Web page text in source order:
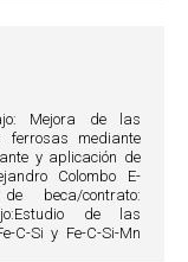
Mejora de las
ferrosas mediante
y aplicación de
Colombo E-
de beca/contrato:
de las
C-Si y Fe-C-Si-Mn